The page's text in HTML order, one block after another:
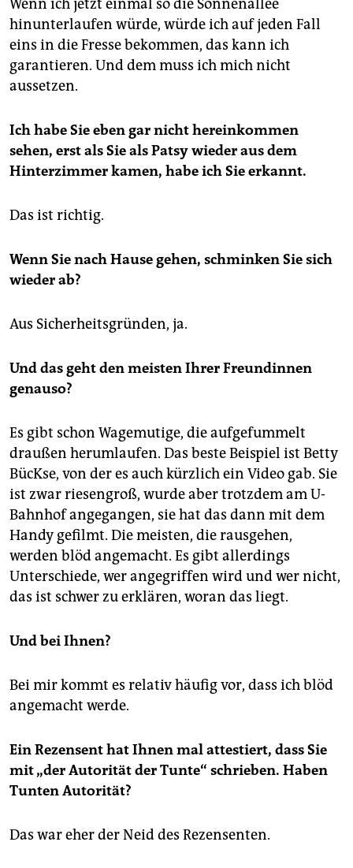
Wenn ich jetzt einmal so die Sonnenallee
hinunterlaufen würde, würde ich auf jeden Fall
eins in die Fresse bekommen, das kann ich
garantieren. Und dem muss ich mich nicht
aussetzen.
Ich habe Sie eben gar nicht hereinkommen
sehen, erst als Sie als Patsy wieder aus dem
Hinterzimmer kamen, habe ich Sie erkannt.
Das ist richtig.
Wenn Sie nach Hause gehen, schminken Sie sich
wieder ab?
Aus Sicherheitsgründen, ja.
Und das geht den meisten Ihrer Freundinnen
genauso?
Es gibt schon Wagemutige, die aufgefummelt
draußen herumlaufen. Das beste Beispiel ist Betty
BücKse, von der es auch kürzlich ein Video gab. Sie
ist zwar riesengroß, wurde aber trotzdem am U-
Bahnhof angegangen, sie hat das dann mit dem
Handy gefilmt. Die meisten, die rausgehen,
werden blöd angemacht. Es gibt allerdings
Unterschiede, wer angegriffen wird und wer nicht,
das ist schwer zu erklären, woran das liegt.
Und bei Ihnen?
Bei mir kommt es relativ häufig vor, dass ich blöd
angemacht werde.
Ein Rezensent hat Ihnen mal attestiert, dass Sie
mit „der Autorität der Tunte“ schrieben. Haben
Tunten Autorität?
Das war eher der Neid des Rezensenten.